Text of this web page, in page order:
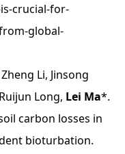
crucial-for-
global-
Li, Jinsong
Long, Lei Ma*.
carbon losses in
bioturbation.